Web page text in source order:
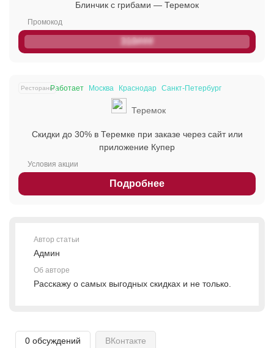
Блинчик с грибами — Теремок
310###
Работает Москва Краснодар Санкт-Петербург
Теремок
Скидки до 30% в Теремке при заказе через сайт или
приложение Купер
Подробнее
Рестораны
Автор статьи
Админ
Об авторе
Расскажу о самых выгодных скидках и не только.
0 обсуждений ВКонтакте